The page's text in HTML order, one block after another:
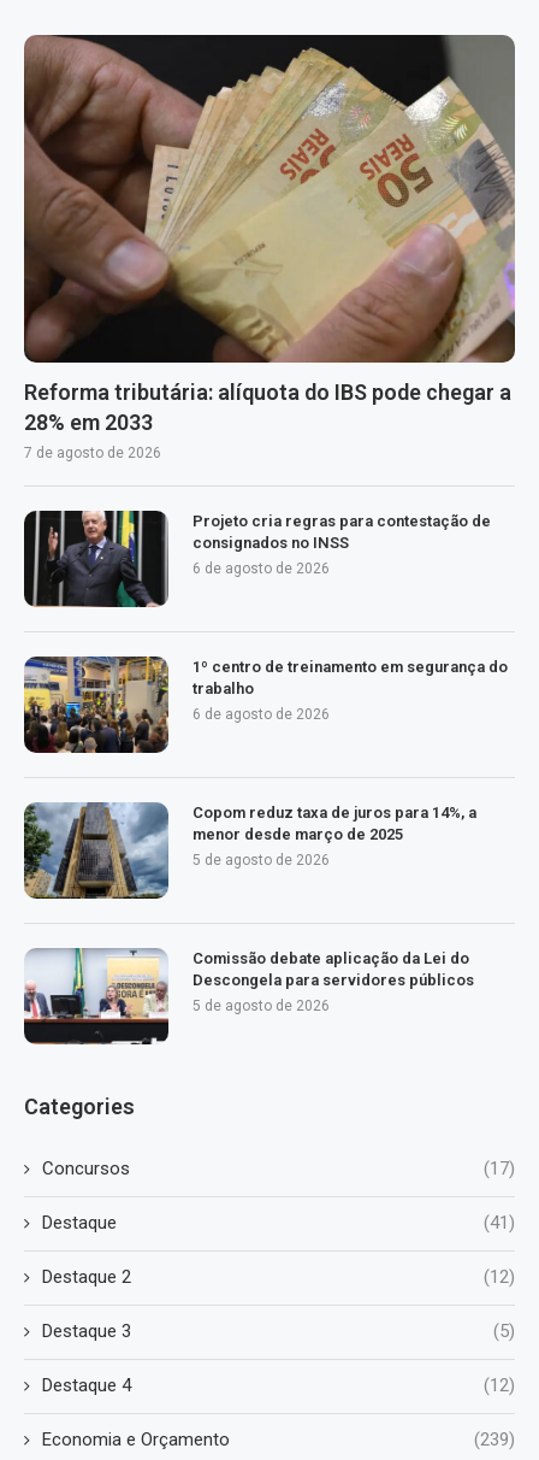
Reforma tributária: alíquota do IBS pode chegar a
28% em 2033
7 de agosto de 2026
Projeto cria regras para contestação de
consignados no INSS
6 de agosto de 2026
1º centro de treinamento em segurança do
trabalho
6 de agosto de 2026
Copom reduz taxa de juros para 14%, a
menor desde março de 2025
5 de agosto de 2026
Comissão debate aplicação da Lei do
Descongela para servidores públicos
5 de agosto de 2026
Categories
Concursos (17)
Destaque (41)
Destaque 2 (12)
Destaque 3 (5)
Destaque 4 (12)
Economia e Orçamento (239)